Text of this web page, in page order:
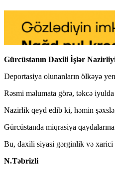
Gürcüstanın Daxili İşlər
Deportasiya olunanların ölkəyə
Rəsmi məlumata görə, təkcə
Nazirlik qeyd edib ki, həmin
Gürcüstanda miqrasiya
Bu, daxili siyasi gərginlik və xarici
N.Təbrizli